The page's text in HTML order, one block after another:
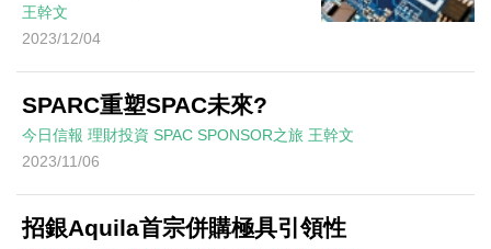
王幹文
2023/12/04
SPARC重塑SPAC未來?
今日信報 理財投資 SPAC SPONSOR之旅 王幹文
2023/11/06
招銀Aquila首宗併購極具引領性